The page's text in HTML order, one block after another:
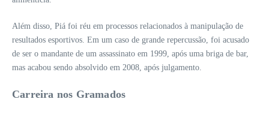
Além disso, Piá foi réu em processos relacionados à manipulação de
resultados esportivos. Em um caso de grande repercussão, foi acusado
de ser o mandante de um assassinato em 1999, após uma briga de bar,
mas acabou sendo absolvido em 2008, após julgamento.
Carreira nos Gramados